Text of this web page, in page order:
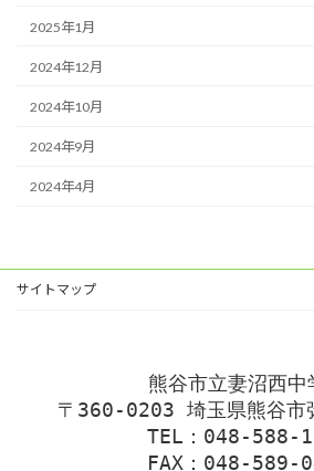
2025年1月
2024年12月
2024年10月
2024年9月
2024年4月
サイトマップ
熊谷市立妻沼西中
〒360-0203 埼玉県熊谷市
TEL：048-588-
FAX：048-589-